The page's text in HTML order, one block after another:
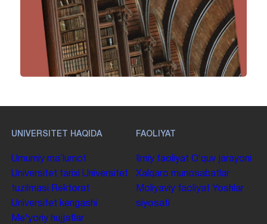
UNIVERSITET HAQIDA
Umumiy maʼlumot
Universitet tarixi Universitet
tuzilmasi
Rektorat
Universitet kengashi
Me'yoriy hujjatlar
FAOLIYAT
Ilmiy faoliyat Oʻquv jarayoni
Xalqaro munosabatlar
Moliyaviy faoliyat Yoshlar
siyosati